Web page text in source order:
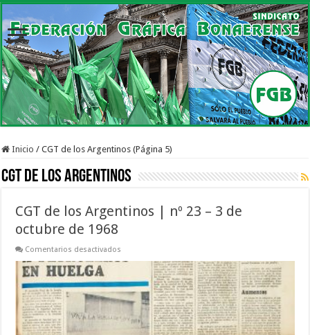
Inicio / CGT de los Argentinos (Página 5)
CGT de los Argentinos
CGT de los Argentinos | nº 23 – 3 de
octubre de 1968
Comentarios desactivados
Argentinos
|
nº
–